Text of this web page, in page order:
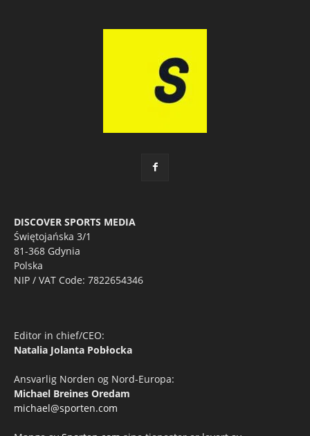
DISCOVER SPORTS MEDIA
Świętojańska 3/1
81-368 Gdynia
Polska
NIP / VAT Code: 7822654346
Editor in chief/CEO:
Natalia Jolanta Pobłocka
Ansvarlig Norden og Nord-Europa:
Michael Breines Oredam
michael@sporten.com